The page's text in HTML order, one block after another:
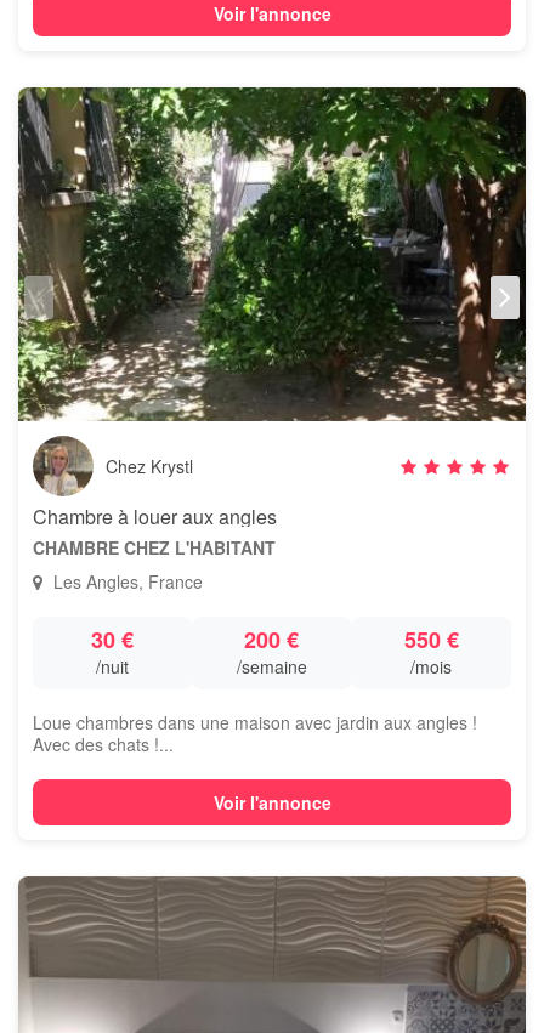
Voir l'annonce
Chez Krystl
Chambre à louer aux angles
CHAMBRE CHEZ L'HABITANT
Les Angles, France
30 €
/nuit
200 €
/semaine
550 €
/mois
Loue chambres dans une maison avec jardin aux angles !
Avec des chats !...
Voir l'annonce